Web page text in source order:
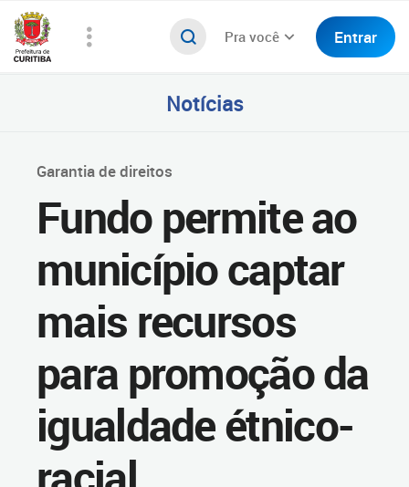
Pra você Entrar
Notícias
Garantia de direitos
Fundo permite ao
município captar
mais recursos
para promoção da
igualdade étnico-